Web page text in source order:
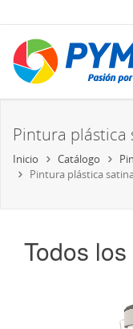
Pintura plástica
Inicio Catálogo
Pintura plástica
Todos